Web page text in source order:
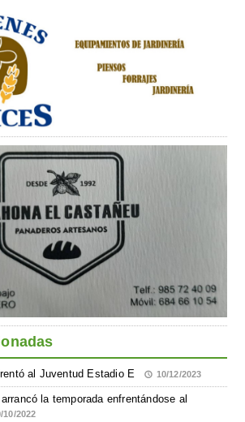
al Juventud Estadio E 10/12/2023
la temporada enfrentándose al
10/2022